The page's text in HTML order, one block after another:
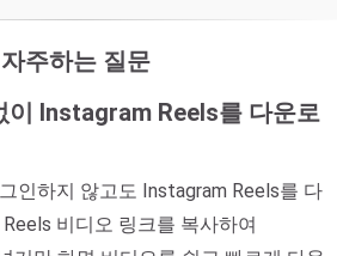
자주하는 질문
Instagram Reels를 다운로
인하지 않고도 Instagram Reels를 다
비디오 링크를 복사하여